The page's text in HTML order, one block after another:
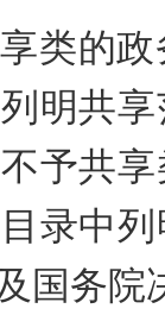
类的
明共
予共
录中
国务院